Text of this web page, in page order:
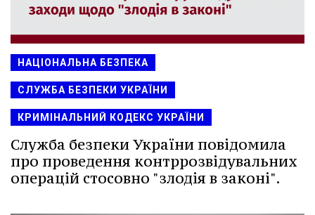
НАЦІОНАЛЬНА БЕЗПЕКА
СЛУЖБА БЕЗПЕКИ УКРАЇНИ
КРИМІНАЛЬНИЙ КОДЕКС УКРАЇНИ
Служба безпеки України повідомила
про проведення контррозвідувальних
операцій стосовно "злодія в законі".